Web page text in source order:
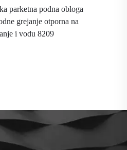
parketna podna obloga
grejanje otporna na
i vodu 8209